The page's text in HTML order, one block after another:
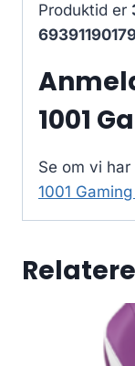
Produktid er
1001
Se om vi har
1001